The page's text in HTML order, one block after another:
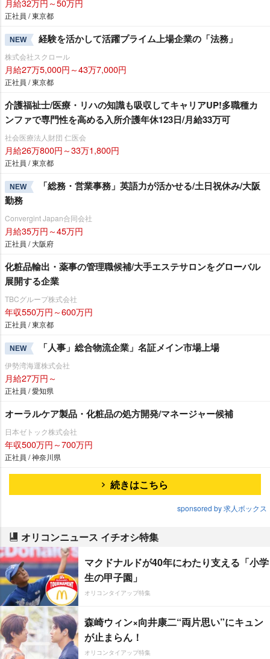
月給32万円～50万円
正社員 / 東京都
NEW 経験を活かして活躍プライム上場企業の「法務」
株式会社スクロール
月給27万5,000円～43万7,000円
正社員 / 東京都
介護福祉士/医療・リハの知識も吸収してキャリアUP!多職種カ
ンファで専門性を高める入所介護年休123日/月給33万可
社会医療法人財団 仁医会
月給26万800円～33万1,800円
正社員 / 東京都
NEW
「総務・営業事務」英語力が活かせる/土日祝休み/大阪
勤務
Convergint Japan合同会社
月給35万円～45万円
正社員 / 大阪府
化粧品輸出・薬事の管理職候補/大手エステサロンをグローバル
展開する企業
TBCグループ株式会社
年収550万円～600万円
正社員 / 東京都
NEW 「人事」総合物流企業」名証メイン市場上場
伊勢湾海運株式会社
月給27万円～
正社員 / 愛知県
オーラルケア製品・化粧品の処方開発/マネージャー候補
日本ゼトック株式会社
年収500万円～700万円
正社員 / 神奈川県
続きはこちら
sponsored by 求人ボックス
オリコンニュース イチオシ特集
マクドナルドが40年にわたり支える「小学
生の甲子園」
オリコンタイアップ特集
森崎ウィン×向井康二“両片思い”にキュン
が止まらん！
オリコンタイアップ特集